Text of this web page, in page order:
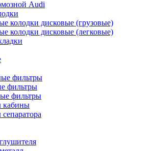
Audi
колодки дисковые (грузовые)
колодки дисковые (легковые)
фильтры
фильтры
фильтры
кабины